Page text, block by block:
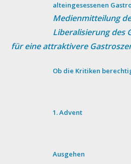
alteingesessenen
Medienmitteilung
Liberalisierung des
für eine attraktivere
Ob die Kritiken
1. Advent
Ausgehen